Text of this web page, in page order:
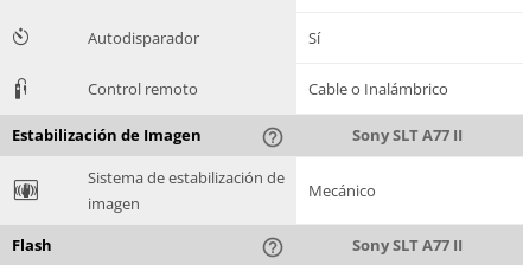
6 Autodisparador Sí
3 Control remoto Cable o Inalámbrico
Estabilización de Imagen help_outline Sony SLT A77 II
F
Sistema de estabilización de
imagen
Mecánico
Flash help_outline Sony SLT A77 II